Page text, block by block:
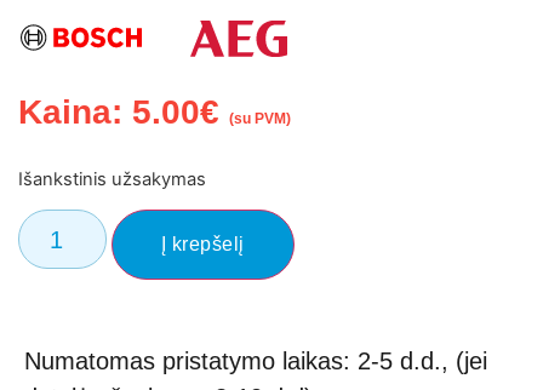
Kaina: 5.00€ (su PVM)
Išankstinis užsakymas
Į krepšelį
Numatomas pristatymo laikas: 2-5 d.d., (jei